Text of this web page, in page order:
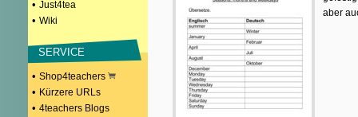
• Just4tea
• Wiki
SERVICE
• Shop4teachers
• Kürzere URLs
• 4teachers Blogs
aber